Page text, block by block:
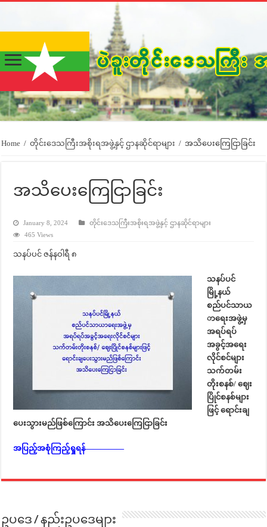
Home / တိုင်းဒေသကြီးအစိုးရအဖွဲ့နှင့် ဌာနဆိုင်ရာများ / အသိပေးကြေငြာခြင်း
အသိပေးကြေငြာခြင်း
January 8, 2024
တိုင်းဒေသကြီးအစိုးရအဖွဲ့နှင့် ဌာနဆိုင်ရာများ
465 Views
သနပ်ပင် ဇန်နဝါရီ ၈
သနပ်ပင်
မြို့နယ
စည်ပင်သာယ
ာရေးအဖွဲ့မ
အရပ်ရပ်
အခွငအရေး
လိုင်စင်များ
သက်တမ်း
တိုးစနစ်/ဈေး
ပြိုင်စနစ်များ
ဖြင့်ရောင်းချ
ပေးသွားမည်ဖြစ်ကြောင်း အသိပေးကြေငြာခြင်း
အပြည့်အစုံကြည့်ရှုရန်—————
ဥပဒေ / နည်းဥပဒေများ